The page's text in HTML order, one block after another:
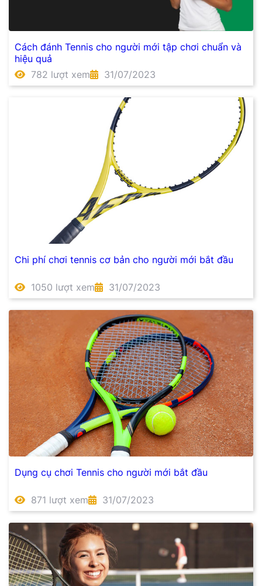
Cách đánh Tennis cho người mới tập chơi chuẩn và
hiệu quả
782 lượt xem
31/07/2023
Chi phí chơi tennis cơ bản cho người mới bắt đầu
1050 lượt xem 31/07/2023
Dụng cụ chơi Tennis cho người mới bắt đầu
871 lượt xem 31/07/2023